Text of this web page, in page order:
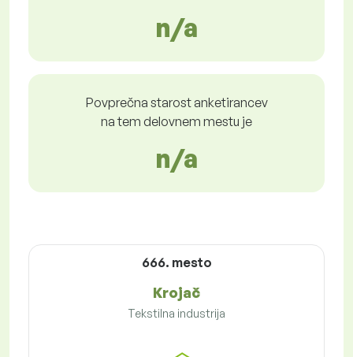
n/a
Povprečna starost anketirancev
na tem delovnem mestu je
n/a
666. mesto
Krojač
Tekstilna industrija